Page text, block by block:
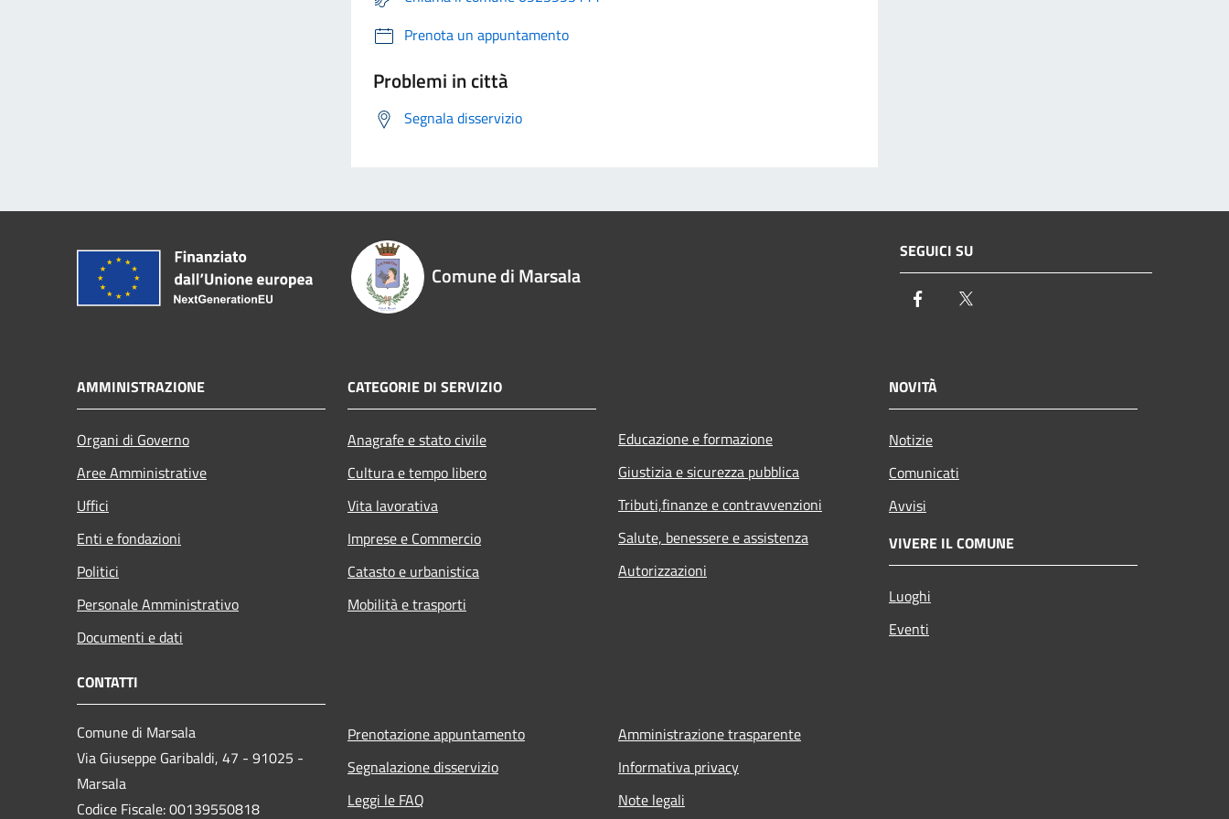
Prenota un appuntamento
Problemi in città
Segnala disservizio
Comune di Marsala
SEGUICI SU
Facebook
AMMINISTRAZIONE
Organi di Governo
Aree Amministrative
Uffici
Enti e fondazioni
Politici
Personale Amministrativo
Documenti e dati
CATEGORIE DI SERVIZIO
Anagrafe e stato civile
Cultura e tempo libero
Vita lavorativa
Imprese e Commercio
Catasto e urbanistica
Mobilità e trasporti
Educazione e formazione
Giustizia e sicurezza pubblica
Tributi,finanze e contravvenzioni
Salute, benessere e assistenza
Autorizzazioni
NOVITÀ
Notizie
Comunicati
Avvisi
VIVERE IL COMUNE
Luoghi
Eventi
CONTATTI
Comune di Marsala
Via Giuseppe Garibaldi, 47 - 91025 -
Marsala
Codice Fiscale: 00139550818
Prenotazione appuntamento
Segnalazione disservizio
Leggi le FAQ
Amministrazione trasparente
Informativa privacy
Note legali